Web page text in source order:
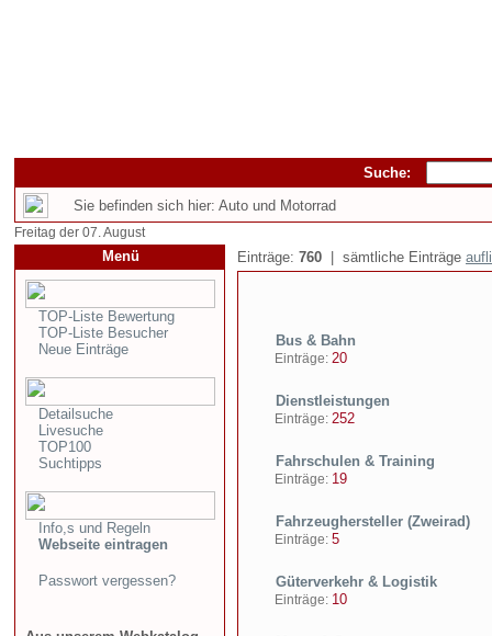
Suche:
Sie befinden sich hier: Auto und Motorrad
Freitag der 07. August
Menü
TOP-Liste Bewertung
TOP-Liste Besucher
Neue Einträge
Detailsuche
Livesuche
TOP100
Suchtipps
Info,s und Regeln
Webseite eintragen
Passwort vergessen?
Einträge: 760 | sämtliche Einträge
Bus & Bahn
Einträge: 20
Dienstleistungen
Einträge: 252
Fahrschulen & Training
Einträge: 19
Fahrzeughersteller (Zweirad)
Einträge: 5
Güterverkehr & Logistik
Einträge: 10